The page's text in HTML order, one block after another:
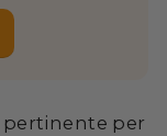
pertinente per